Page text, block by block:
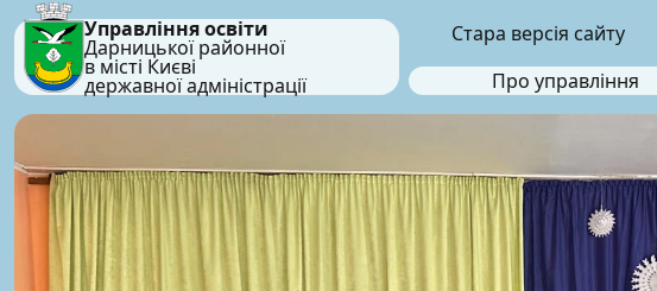
Управління освіти
Дарницької районної
в місті Києві
державної адміністрації
Стара версія сайту
Про управління